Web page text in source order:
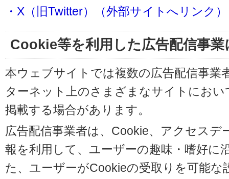
・X（旧Twitter）（外部サイトへリンク）
Cookie等を利用した広告配信事
本ウェブサイトでは複数の広告配信事業
ターネット上のさまざまなサイトにお
掲載する場合があります。
広告配信事業者は、Cookie、アクセスデ
報を利用して、ユーザーの趣味・嗜好に
た、ユーザーがCookieの受取りを可能